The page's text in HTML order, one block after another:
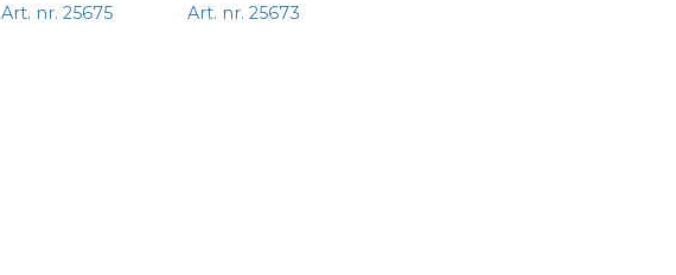
Art. nr. 25675 Art. nr. 25673